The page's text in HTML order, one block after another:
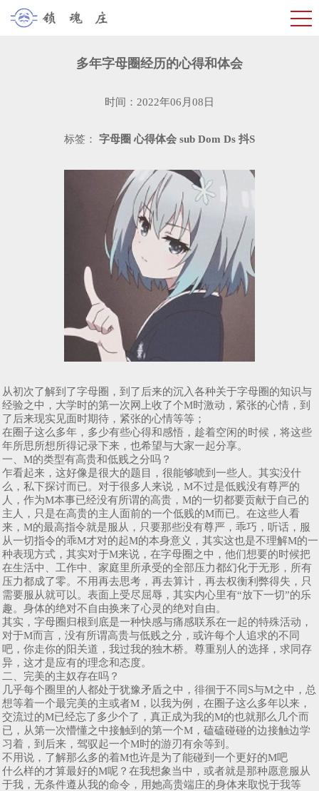
多年字母圈经历的心得和体会
时间：2022年06月08日
标签： 字母圈 心得体会 sub Dom Ds 抖S
从初次了解到了字母圈，到了后来的沉入各种关于字母圈的知识与
经验之中，大学时的第一次网上收了个M时激动，紧张的心情，到
了后来现实见面时期待，紧张的心情等等；
在圈子这么多年，多少有些心得和感悟，趁着空闲的时候，将这些
年所思所想所得记录下来，也希望与大家一起分享。
一、M的类型有高贵和低贱之分吗？
乍看起来，这好像是很大的题目，很能够唬到一些人。其实没什
么，私下探讨而已。对于很多人来说，M不过是低贱没有尊严的
人，作为M本事已经没有所谓的高贵，M的一切都要贡献于自己的
主人，只是在高贵的主人面前的一个低贱的M而已。在这些人看
来，M的最高指令就是服从，只要那些没有尊严，乖巧，听话，服
从一切指令的乖M才对的起M的本身意义，其实这也是不理解M的一
种表现方式，其实对于M来说，在字母圈之中，他们想要的时候把
在生活中、工作中、家庭里所承受的全部压力都幻化于无形，所有
压力都成了零。不用再去思考，再去算计，再去权衡利弊得失，只
需要服从就可以。表面上受尽屈辱，其实内心里有“放下一切”的乐
趣。身体的绝对不自由换来了心灵的绝对自由。
其实，字母圈归根到底是一种快感与痛感联系在一起的特殊活动，
对于M而言，没有所谓高贵与低贱之分，或许每个人追求的不同
吧，你走你的阳关道，我过我的独木桥。尊重别人的选择，求同存
异，这才是应有的理念和态度。
二、完美的主奴存在吗？
几乎每个圈里的人都处于犹豫矛盾之中，徘徊于不同S与M之中，总
想等着一个最完美的主或者M，以我为例，在圈子这么多年以来，
交流过的M已经忘了多少个了，真正成为我的M的也就那么几个而
已，从第一次懵懂之中接触到的第一个M，磕磕碰碰的边接触边学
习着，到后来，驾驭起一个M时的游刃有余等到。
不用说，了解那么多的着M也许是为了能碰到一个更好的M吧
什么样的才算最好的M呢？在我想象当中，或者就是那种愿意服从
于我，无条件遵从我的命令，用她高贵端庄的身体来取悦于我等